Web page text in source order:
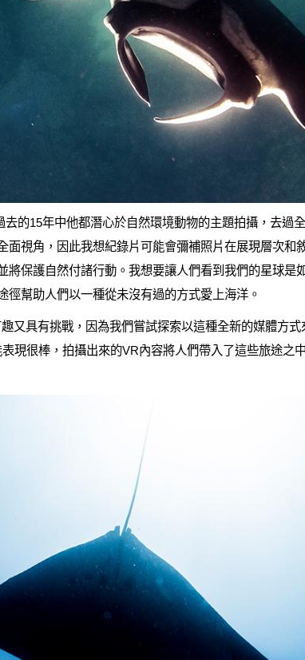
的15年中他都潛心於自然環境動物的主題拍攝，去過
面視角，因此我想紀錄片可能會彌補照片在展現層次和
將保護自然付諸行動。我想要讓人們看到我們的星球是
徑幫助人們以一種從未沒有過的方式愛上海洋。
又具有挑戰，因為我們嘗試探索以這種全新的媒體方
現很棒，拍攝出來的VR內容將人們帶入了這些旅途之